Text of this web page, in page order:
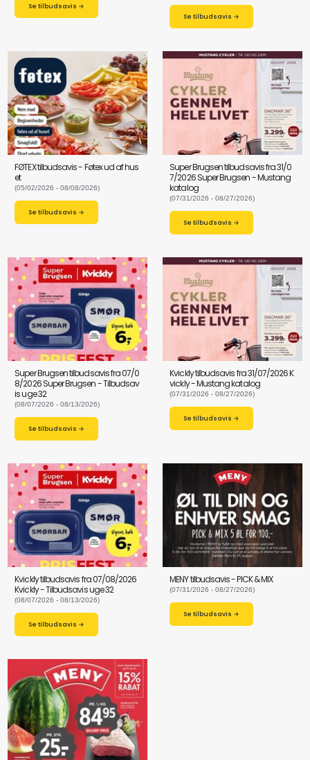
Se tilbudsavis →
Se tilbudsavis →
FØTEX tilbudsavis - Føtex ud af hus
et
(05/02/2026 - 08/08/2026)
Se tilbudsavis →
Super Brugsen tilbudsavis fra 31/0
7/2026 Super Brugsen - Mustang
katalog
(07/31/2026 - 08/27/2026)
Se tilbudsavis →
Super Brugsen tilbudsavis fra 07/0
8/2026 Super Brugsen - Tilbudsav
is uge 32
(08/07/2026 - 08/13/2026)
Se tilbudsavis →
Kvickly tilbudsavis fra 31/07/2026 K
vickly - Mustang katalog
(07/31/2026 - 08/27/2026)
Se tilbudsavis →
Kvickly tilbudsavis fra 07/08/2026
Kvickly - Tilbudsavis uge 32
(08/07/2026 - 08/13/2026)
Se tilbudsavis →
MENY tilbudsavis - PICK & MIX
(07/31/2026 - 08/27/2026)
Se tilbudsavis →